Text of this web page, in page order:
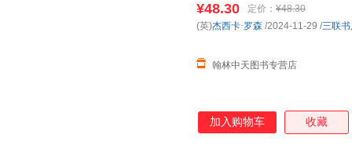
办“盛世华章——康、雍、乾三
三朝盛世和丰富艺术内涵。在
¥48.30 定价： ¥48.30
翰林中天图书专营店
(英)杰西卡·罗森 /2024-11-29 /三联
加入购物车 收藏